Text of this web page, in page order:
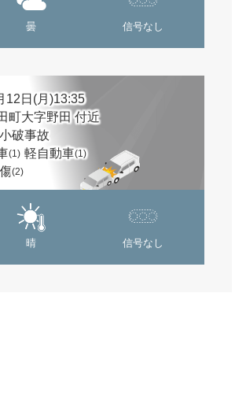
曇 信号なし
12日(月)13:35
町大字野田 付近
破事故
(1) 軽自動車(1)
(2)
晴 信号なし